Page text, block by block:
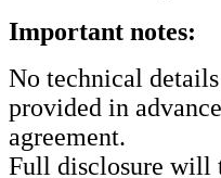
Important notes:
No technical
provided in
agreement.
Full disclosure will